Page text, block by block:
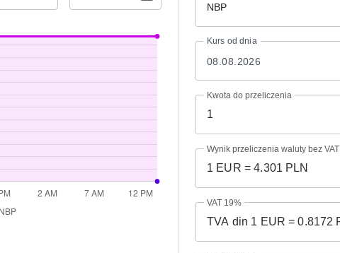
NBP
Kurs od dnia
Kwota do przeliczenia
Wynik przeliczenia waluty bez VAT
VAT 19%